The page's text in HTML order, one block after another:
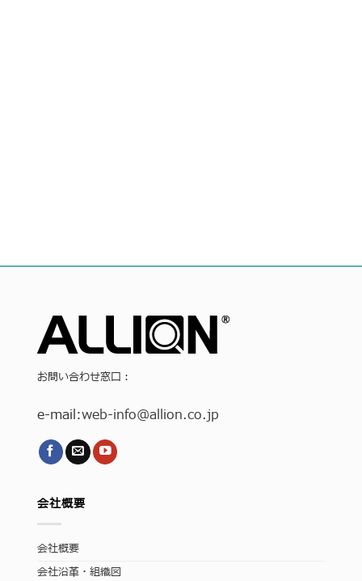
お問い合わせ窓口：
e-mail:web-info@allion.co.jp
会社概要
会社概要
会社沿革・組織図